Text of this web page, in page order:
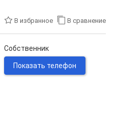
В избранное В сравнение
Собственник
Показать телефон